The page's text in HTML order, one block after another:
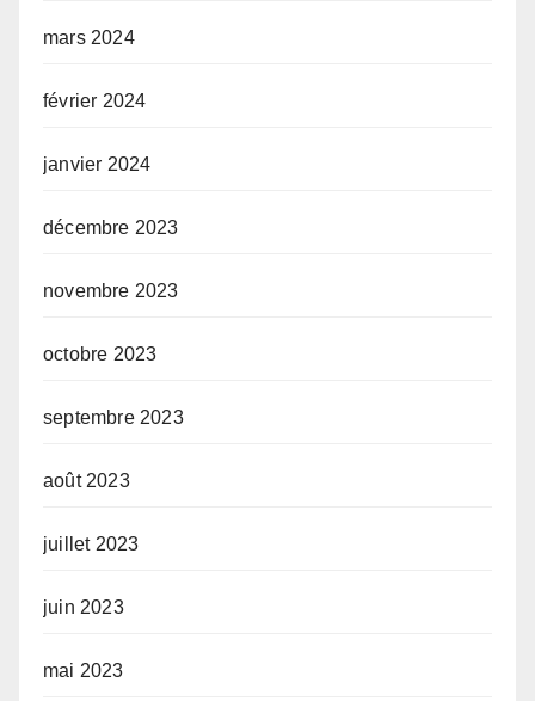
mars 2024
février 2024
janvier 2024
décembre 2023
novembre 2023
octobre 2023
septembre 2023
août 2023
juillet 2023
juin 2023
mai 2023